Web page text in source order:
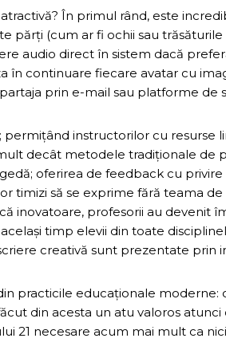
În primul rând, este
părți (cum ar fi ochii sau
audio direct în sistem dacă
în continuare fiecare avatar cu
prin e-mail sau platforme de
permițând instructorilor cu
decât metodele tradiționale de
oferirea de feedback cu
timizi să se exprime fără teama
inovatoare, profesorii au devenit
timp elevii din toate
creativă sunt prezentate prin
practicile educaționale
din acesta un atu valoros
21 necesare acum mai mult ca